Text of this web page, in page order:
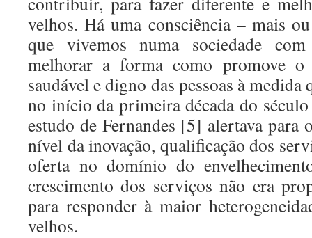
velhos. Há uma consciência – mais
que vivemos numa sociedade
melhorar a forma como promove o
saudável e digno das pessoas à medida
no início da primeira década do
estudo de Fernandes [5] alertava para
nível da inovação, qualificação dos
oferta no domínio do
crescimento dos serviços não era
para responder à maior
velhos.